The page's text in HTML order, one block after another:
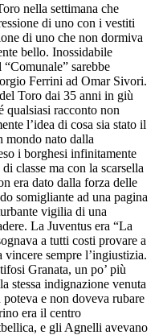
nella settimana che
di uno con i vestiti
di uno che non dormiva
bello. Inossidabile
“Comunale” sarebbe
Ferrini ad Omar Sivori.
Toro dai 35 anni in giù
qualsiasi racconto non
l’idea di cosa sia stato il
nato dalla
i borghesi infinitamente
classe ma con la scarsella
era dato dalla forza delle
somigliante ad una pagina
vigilia di una
La Juventus era “La
a tutti costi provare a
sempre l’ingiustizia.
Granata, un po’ più
stessa indignazione venuta
e non doveva rubare
era il centro
e gli Agnelli avevano